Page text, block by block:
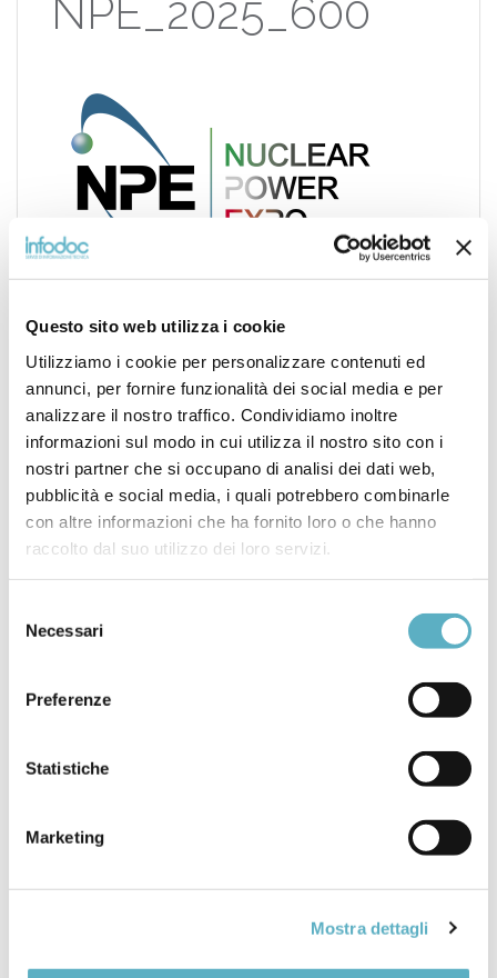
Questo sito web utilizza i cookie
Utilizziamo i cookie per personalizzare contenuti ed
annunci, per fornire funzionalità dei social media e per
analizzare il nostro traffico. Condividiamo inoltre
informazioni sul modo in cui utilizza il nostro sito con i
nostri partner che si occupano di analisi dei dati web,
pubblicità e social media, i quali potrebbero combinarle
con altre informazioni che ha fornito loro o che hanno
raccolto dal suo utilizzo dei loro servizi.
delNecessari
Preferenze
Statistiche
Marketing
Mostra dettagli
NPE_2025_600
Navigazione
articoli
INFODOC
PRESENTE AL
NUCLEAR POWER
EXPO 2025
–